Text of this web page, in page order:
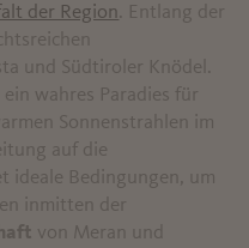
der Region . Entlang der
und Südtiroler Knödel.
wahres Paradies für
Sonnenstrahlen im
auf die
ideale Bedingungen, um
inmitten der
von Meran und